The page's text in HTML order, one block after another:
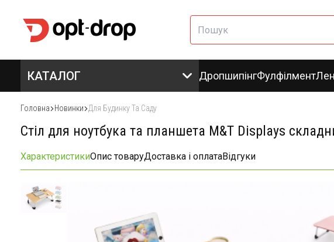
КАТАЛОГ ДропшипінгФулфілмент
Головна Новинки Для Будинку Та Саду
Стіл для ноутбука та планшета M&T Displays
ХарактеристикиОпис товаруДоставка і оплатаВідгуки